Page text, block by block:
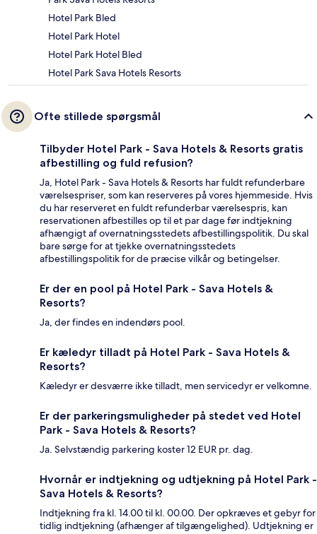
Hotel Park Bled
Hotel Park Hotel
Hotel Park Hotel Bled
Hotel Park Sava Hotels Resorts
Ofte stillede spørgsmål
Tilbyder Hotel Park - Sava Hotels & Resorts gratis
afbestilling og fuld refusion?
Ja, Hotel Park - Sava Hotels & Resorts har fuldt refunderbare
værelsespriser, som kan reserveres på vores hjemmeside. Hvis
du har reserveret en fuldt refunderbar værelsespris, kan
reservationen afbestilles op til et par dage før indtjekning
afhængigt af overnatningsstedets afbestillingspolitik. Du skal
bare sørge for at tjekke overnatningsstedets
afbestillingspolitik for de præcise vilkår og betingelser.
Er der en pool på Hotel Park - Sava Hotels &
Resorts?
Ja, der findes en indendørs pool.
Er kæledyr tilladt på Hotel Park - Sava Hotels &
Resorts?
Kæledyr er desværre ikke tilladt, men servicedyr er velkomne.
Er der parkeringsmuligheder på stedet ved Hotel
Park - Sava Hotels & Resorts?
Ja. Selvstændig parkering koster 12 EUR pr. dag.
Hvornår er indtjekning og udtjekning på Hotel Park -
Sava Hotels & Resorts?
Indtjekning fra kl. 14.00 til kl. 00.00. Der opkræves et gebyr for
tidlig indtjekning (afhænger af tilgængelighed). Udtjekning er